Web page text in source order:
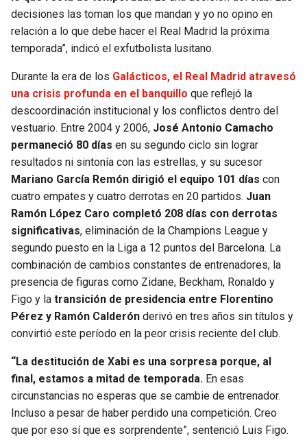
decisiones las toman los que mandan y yo no opino en
relación a lo que debe hacer el Real Madrid la próxima
temporada”, indicó el exfutbolista lusitano.
Durante la era de los Galácticos, el Real Madrid atravesó
una crisis profunda en el banquillo que reflejó la
descoordinación institucional y los conflictos dentro del
vestuario. Entre 2004 y 2006, José Antonio Camacho
permaneció 80 días en su segundo ciclo sin lograr
resultados ni sintonía con las estrellas, y su sucesor
Mariano García Remón dirigió el equipo 101 días con
cuatro empates y cuatro derrotas en 20 partidos. Juan
Ramón López Caro completó 208 días con derrotas
significativas, eliminación de la Champions League y
segundo puesto en la Liga a 12 puntos del Barcelona. La
combinación de cambios constantes de entrenadores, la
presencia de figuras como Zidane, Beckham, Ronaldo y
Figo y la transición de presidencia entre Florentino
Pérez y Ramón Calderón derivó en tres años sin títulos y
convirtió este período en la peor crisis reciente del club.
“La destitución de Xabi es una sorpresa porque, al
final, estamos a mitad de temporada. En esas
circunstancias no esperas que se cambie de entrenador.
Incluso a pesar de haber perdido una competición. Creo
que por eso sí que es sorprendente”, sentenció Luis Figo.